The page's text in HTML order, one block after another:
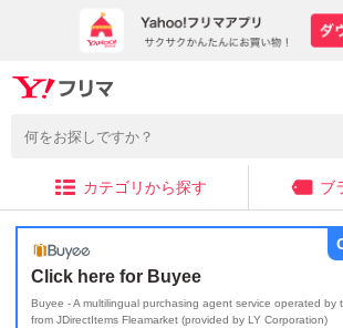
カテゴリから探す ブ
Click here for Buyee
Buyee - A multilingual purchasing agent service operated by
from JDirectItems Fleamarket (provided by LY Corporation)